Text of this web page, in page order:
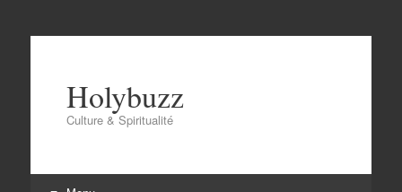
Holybuzz
Culture & Spiritualité